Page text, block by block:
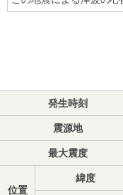
発生時刻
震源地
最大震度
位置
緯度